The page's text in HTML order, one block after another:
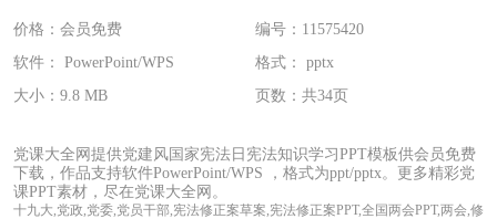
价格：会员免费
编号：11575420
软件： PowerPoint/WPS
格式： pptx
大小：9.8 MB
页数：共34页
党课大全网提供党建风国家宪法日宪法知识学习PPT模板供会员免费
下载，作品支持软件PowerPoint/WPS ，格式为ppt/pptx。更多精彩党
课PPT素材，尽在党课大全网。
十九大,党政,党委,党员干部,宪法修正案草案,宪法修正案PPT,全国两会PPT,两会,修